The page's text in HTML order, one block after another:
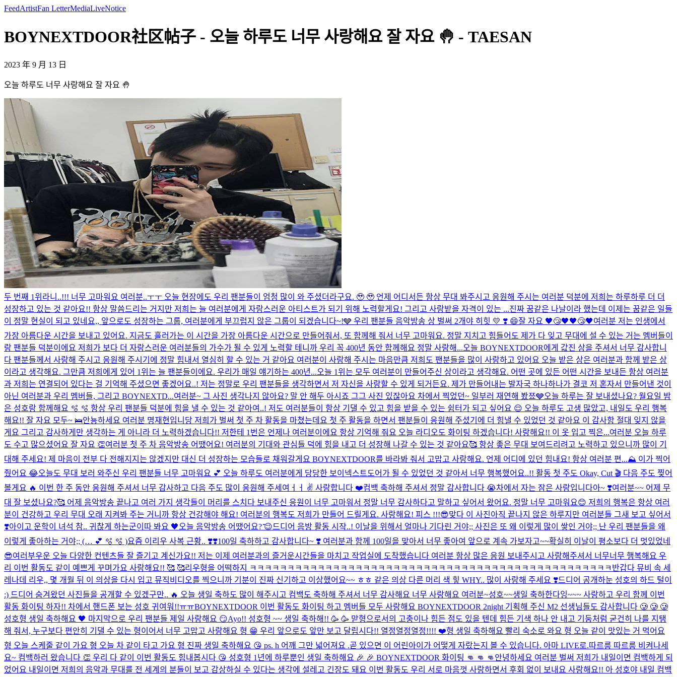
FeedArtistFan LetterMediaLiveNotice
BOYNEXTDOOR社区帖子 - 오늘 하루도 너무 사랑해요 잘 자요 🤚 - TAESAN
2023 年 9 月 13 日
오늘 하루도 너무 사랑해요 잘 자요 🤚
두 번째 1위라니..!!! 너무 고마워요 여러분..ㅜㅜ 오늘 현장에도 우리 팬분들이 엄청 많이 와 주셨더라구요. 🥹 🥹 언제 어디서든 항상 무대 봐주시고 응원해 주시는 여러분 덕분에 저희는 하루하루 더 더
성장하고 있는 것 같아요!! 항상 말씀드리는 거지만 저희는 늘 여러분에게 자랑스러운 아티스트가 되기 위해 노력할게요! 그리고 사랑받을 자격이 있는 ...진짜 꿈같은 나날이라 했는데 이제는 꿈같은 일들
이 정말 현실이 되고 있네요,, 앞으로도 성장하는 그룹, 여러분에게 부끄럽지 않은 그룹이 되겠습니다~!🩶 우리 팬분들 음악방송 상 벌써 2개야 히힛 💛​ ❣️​ 😄​잘 자요 🖤😴🖤🖤😴🖤여러분 저는 인생에서
가장 아름다운 시간을 보내고 있어요. 지금도 흘러가는 이 시간을 가장 아름다운 시간으로 만들어줘서, 또 함께해 줘서 너무 고마워요. 정말 지치고 힘들어도 제가 다 잊고 무대에 설 수 있는 거는 멤버들이
랑 팬분들 덕분이에요 저희가 보다 더 자랑스러운 여러분들의 가수가 될 수 있게 노력할 테니까 우리 꼭 400년 동안 함께해요 정말 사랑해...오늘 BOYNEXTDOOR에게 값진 상을 주셔서 너무 감사합니
다 팬분들께서 사랑해 주시고 응원해 주시기에 정말 힘내서 열심히 할 수 있는 거 같아요 여러분이 사랑해 주시는 마음만큼 저희도 팬분들을 많이 사랑하고 있어요 오늘 받은 상은 여러분과 함께 받은 상
이라고 생각해요. 그만큼 저희에게 있어 1위는 늘 팬분들이에요. 우리가 매일 얘기하는 400년...오늘 1위는 모두 여러분이 만들어주신 상이라고 생각해요. 어떤 곳에 있든 어떤 시간을 보내든 항상 여러분
과 저희는 연결되어 있다는 걸 기억해 주셨으면 좋겠어요..! 저는 정말로 우리 팬분들을 생각하면서 저 자신을 사랑할 수 있게 되거든요. 제가 만들어내는 발자국 하나하나가 결코 저 혼자서 만들어낸 것이
아닌 여러분과 우리 멤버들, 그리고 BOYNEXTD...여러분~ 그 사진 생각나지 않아요? 말 안 해두 아시죠 그그 사진 있잖아요 차에서 찍었던~ 일부러 재연해 봤쬬🩶오늘 하루는 잘 보내셨나요? 월요일 밤
은 성호랑 함께해요 🫧 🫧 항상 우리 팬분들 덕분에 힘을 낼 수 있는 것 같아여..! 저도 여러분들이 항상 기댈 수 있고 힘을 받을 수 있는 쉼터가 되고 싶어요 😌 오늘 하루도 고생 많았고, 내일도 우리 행복
해요!! 잘 자요 모두~ 🛌안뇽하세요 여러분 명재현입니당 저희가 벌써 첫 주 차 활동을 마쳤는데요 첫 주 활동을 하면서 팬분들이 응원해 주셨기에 더 힘낼 수 있었던 것 같아요 이 감사함 절대 잊지 않을
게요 그리고 감사하게만 생각하는 게 아니라 더 노력하겠습니다!! 저한테 1번은 언제나 여러분이에요 항상 기억해 줘요 오늘 라디오도 화이팅 하겠습니다! 사랑해요!! 이 옷 입고 찍은...여러분 오늘 하루
도 수고 많으셨어요 잘 자요 👏여러분 첫 주 차 음악방송 어땠어요! 여러분의 기대와 관심들 덕에 힘을 내고 더 성장해 나갈 수 있는 것 같아요🥰 항상 좋은 무대 보여드리려고 노력하고 있으니까 많이 기
대해 주세요! 제 마음이 전부 다 전해지지는 않겠지만 대신 더 성장하는 모습들로 채워갈게요 BOYNEXTDOOR를 바라봐 줘서 고맙고 사랑해요. 언제 어디에 있던 힘내요! 항상 여러분 편...⛰️ 이가 찍어
줬어요 😂오늘도 무대 보러 와주신 우리 팬분들 너무 고마워요 💕 오늘 하루도 여러분에게 당당한 보이넥스트도어가 될 수 있었던 것 같아서 너무 행복했어요..!! 활동 첫 주도 Okay, Cut 🎬 다음 주도 찢어
볼게요 🔥 이번 한 주 동안 응원해 주셔서 너무 감사하고 다음 주도 많이 응원해 주세여ㅓㅓ ✌️ 사랑합니다 ❤️컴백 축하해 주셔서 정말 감사합니다 😭차에서 자는 잠은 사랑입니다아~ ❣️여러분~~ 어제 무
대 잘 보셨나요?🥰 어제 음악방송 끝나고 여러 가지 생각들이 머리를 스치다 보내주신 응원이 너무 고마워서 정말 너무 감사하다고 말하고 싶어서 왔어요. 정말 너무 고마워요😊 저희의 행복은 항상 여러
분이 건강하고 우리 무대 오래 지켜봐 주는 거니까 항상 건강해야 해요! 여러분의 행복도 저희가 만들어 드릴게요. 사랑해요! 피스 !!!😎맞다 이 사진아직 끝나지 않은 하루지만 여러분들 그새 보고 싶어서
❣️아이고 운학이 녀석 참.. 귀찮게 하는군이따 봐요 🖤 오늘 음악방송 어땠어요? ̆̈😉드디어 음방 활동 시작..! 이날을 위해서 얼마나 기다린 거야;; 사진은 또 왜 이렇게 많이 쌓인 거야;; 난 우리 팬분들을 왜
이렇게 좋아하는 거야;; (… 💕 🫧 🫧 )요즘 이리우 사복 근황.. ❣️❣️100일 축하하고 감사합니다~ ❣️ 여러분과 함께 100일을 맞아서 너무 좋아여 앞으로 계속 가보자고~~확실히 이날이 평소보다 더 멋있었네
😎여러부우운 오늘 다양한 컨텐츠들 잘 즐기고 계신가요!! 저는 이제 여러분과의 즐거운시간들을 마치고 작업실에 도착했습니다 여러분 항상 많은 응원 보내주시고 사랑해주셔서 너무너무 행복해요 우
리 이번 활동도 같이 예쁘게 꾸며가요 사랑해요!! 🥰 🥰리우형을 어떡하지 ㅋㅋㅋㅋㅋㅋㅋㅋㅋㅋㅋㅋㅋㅋㅋㅋㅋㅋㅋㅋㅋㅋㅋㅋㅋㅋㅋㅋㅋㅋㅋㅋㅋㅋㅋㅋㅋㅋㅋㅋㅋㅋㅋㅋㅋㅋㅋㅋ 반갑다 뮤비 속 세
레나데 리우,, 몇 개월 뒤 이 의상을 다시 입고 뮤직비디오를 찍으니까 기분이 진짜 신기하고 이상했어요~~ ㅎㅎ 같은 의상 다른 머리 색 힣 WHY.. 많이 사랑해 주세요 ❣️드디어 공개하눈 성호의 하드 털이
:) 드디어 숨겨왔던 사진들을 공개할 수 있겠구만.. 🔥 오늘 생일 축하도 많이 해주시고 컴백도 축하해 주셔서 너무 감사해요 너무 사랑해요 여러분~성호~~생일 축하한다잉~~~ 사랑하고 우리 함께 이번
활동 화이팅 하자!! 차에서 핸드폰 보는 성호 귀여워!!ㅠㅠBOYNEXTDOOR 이번 활동도 화이팅 하고 멤버들 모두 사랑해요 BOYNEXTDOOR 2night 기획해 주신 M2 선생님들도 감사합니다 🥲 🥲 🥲
성호형 생일 축하해요 🖤 마지막으로 우리 팬분들 제일 사랑해요 😏Ayo!! 성호형 ~~ 생일 축하해!! 🥳 🥳 맏형으로서의 고충이나 힘든 점도 있을 텐데 힘든 기색 하나 안 내고 기둥처럼 굳건히 나를 지탱
해 줘서, 누구보다 편안히 기댈 수 있는 형이어서 너무 고맙고 사랑해요 형 😁 우리 앞으로도 앞만 보고 달립시다!! 열정열정열정!!!! ❤️형 생일 축하해요 빨리 숙소로 와요 형 오늘 같이 맛있는 거 먹어요
형 오늘 스케줄 같이 가요 형 오늘 차 같이 타고 가요 형 진짜 생일 축하해요 😘 ps. h 어깨 그만 넓어져요 .곧 있으면 이 어린아이가 어떻게 자랐는지 볼 수 있습니다. 아마 LIVE로.따르릉 따르릉 비켜나세
요~ 컴백하러 왔습니다 👏 우리 다 같이 이번 활동도 힘내봅시다 😘 성호형 1년에 하루뿐인 생일 축하해요 🎉 🎉 BOYNEXTDOOR 화이팅 👊 👊 👊 안녕하세요 여러분 벌써 저희가 내일이면 컴백하게 되
었어요 내일이면 저희의 음악과 무대를 전 세계의 분들이 보고 감상하실 수 있다는 생각에 설레고 긴장도 돼요 이번 활동도 우리 서로 마음껏 사랑하면서 후회 없이 보내요 사랑해요!! 아 성호야 내일 컴백